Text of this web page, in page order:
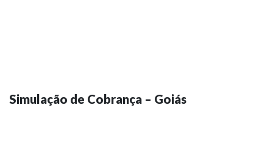
Simulação de Cobrança – Goiás